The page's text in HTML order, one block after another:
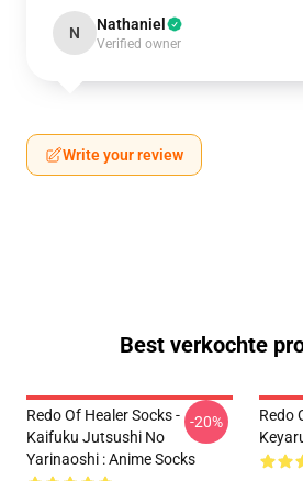
N Nathaniel
Verified owner
Write your review
Best verkochte
Redo Of Healer Socks -
Kaifuku Jutsushi No
Yarinaoshi : Anime Socks
-20%
Redo